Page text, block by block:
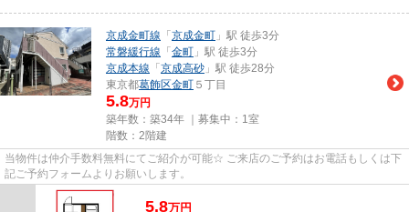
京成金町線 「 京成金町 」駅 徒歩3分
常磐緩行線 「 金町 」駅 徒歩3分
京成本線 「 京成高砂 」駅 徒歩28分
東京都葛飾区金町 ５丁目
5.8万円
築年数：築34年 ｜募集中： 1室
階数：2階建
当物件は仲介手数料無料にてご紹介が可能☆ ご来店のご予約はお電話もしくは下
記ご予約フォームよりお願いします。
5.8万円